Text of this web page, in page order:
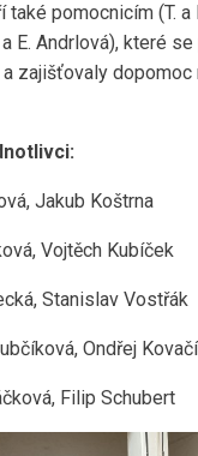
také pomocnicím (T. a
E. Andrlová), které
zajišťovaly dopomoc
Jakub Koštrna
Vojtěch Kubíček
Stanislav Vostřák
Ondřej
Filip Schubert